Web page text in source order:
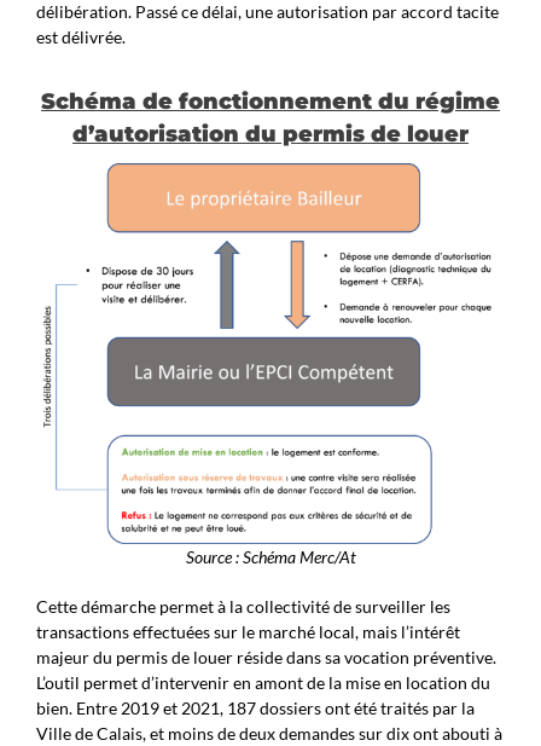
délibération. Passé ce délai, une autorisation par accord tacite
est délivrée.
Schéma de fonctionnement du régime
d’autorisation du permis de louer
Source : Schéma Merc/At
Cette démarche permet à la collectivité de surveiller les
transactions effectuées sur le marché local, mais l’intérêt
majeur du permis de louer réside dans sa vocation préventive.
L’outil permet d’intervenir en amont de la mise en location du
bien. Entre 2019 et 2021, 187 dossiers ont été traités par la
Ville de Calais, et moins de deux demandes sur dix ont abouti à